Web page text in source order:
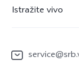
Y22s
Y17s
Funtouch OS
Istražite vivo
Ljudi